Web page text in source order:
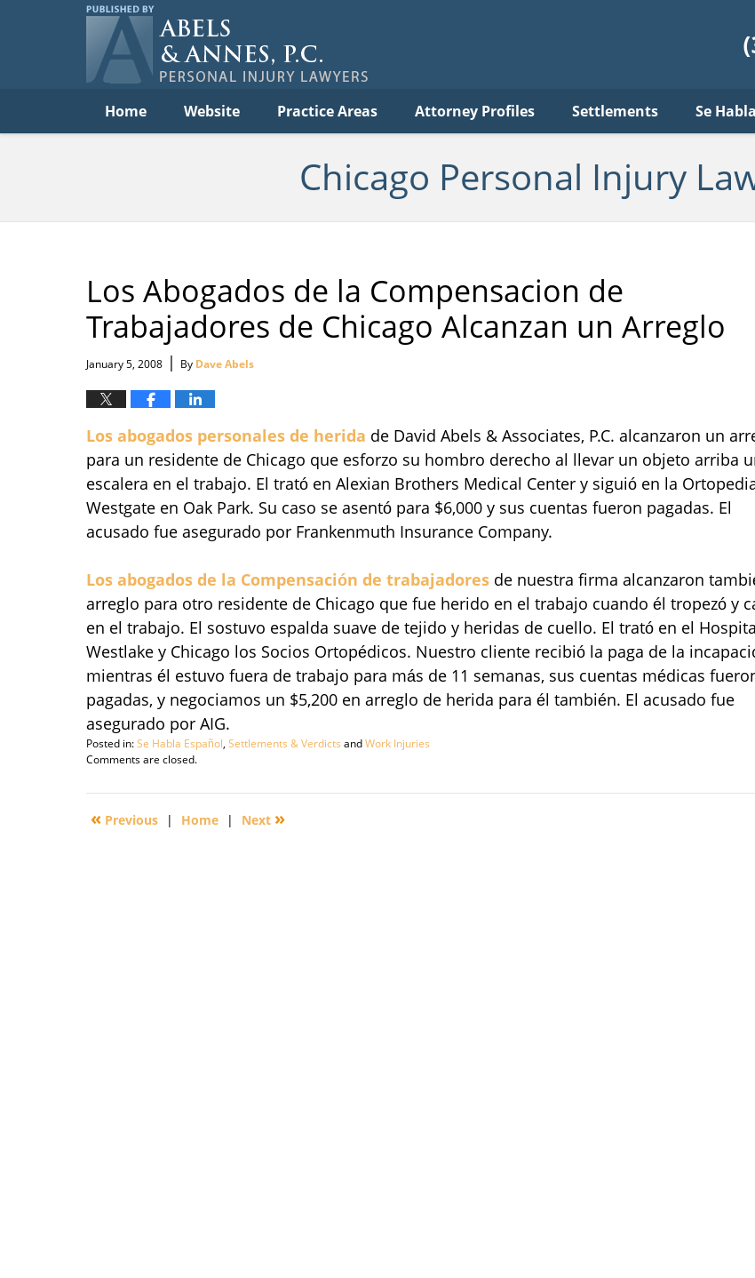
Home Website Practice Areas Attorney Profiles Settlements Se
Chicago Personal Injury
Los Abogados de la Compensacion de
Trabajadores de Chicago Alcanzan un Arreglo
January 5, 2008 | By Dave Abels
Los abogados personales de herida de David Abels & Associates, P.C. alcanzaron un
para un residente de Chicago que esforzo su hombro derecho al llevar un objeto arriba
escalera en el trabajo. El trató en Alexian Brothers Medical Center y siguió en la
Westgate en Oak Park. Su caso se asentó para $6,000 y sus cuentas fueron pagadas. El
acusado fue asegurado por Frankenmuth Insurance Company.
Los abogados de la Compensación de trabajadores de nuestra firma alcanzaron
arreglo para otro residente de Chicago que fue herido en el trabajo cuando él tropezó y
en el trabajo. El sostuvo espalda suave de tejido y heridas de cuello. El trató en el
Westlake y Chicago los Socios Ortopédicos. Nuestro cliente recibió la paga de la
mientras él estuvo fuera de trabajo para más de 11 semanas, sus cuentas médicas
pagadas, y negociamos un $5,200 en arreglo de herida para él también. El acusado fue
asegurado por AIG.
Posted in:Se Habla Español, Settlements & Verdicts andWork Injuries
Updated:
29,
2:27
Comments are closed.
« Previous | Home | Next »